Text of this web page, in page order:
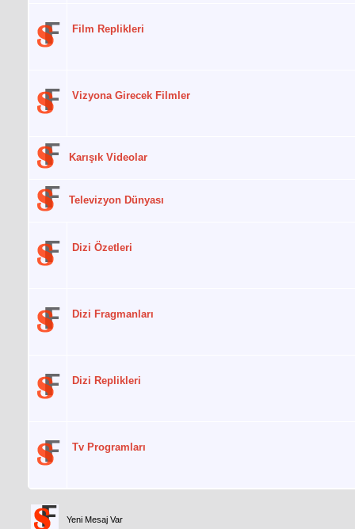
Film Replikleri
Vizyona Girecek Filmler
Karışık Videolar
Televizyon Dünyası
Dizi Özetleri
Dizi Fragmanları
Dizi Replikleri
Tv Programları
Yeni Mesaj Var